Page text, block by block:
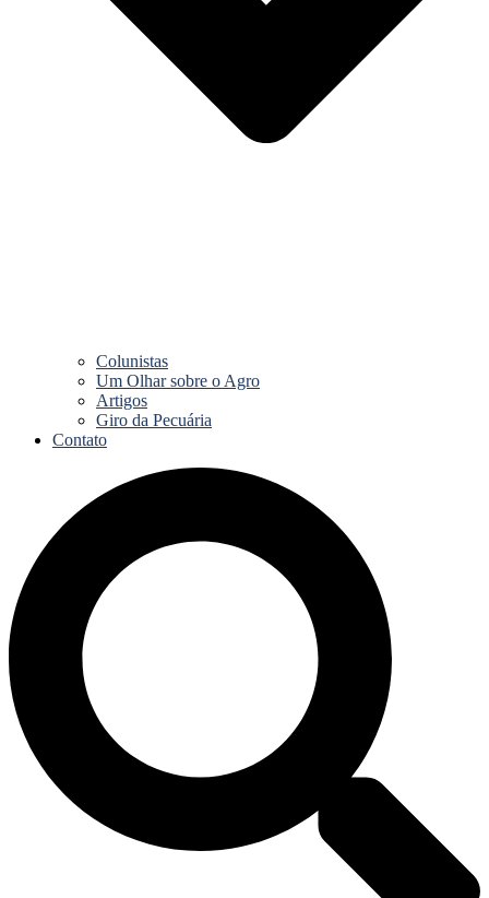
Colunistas
Um Olhar sobre o Agro
Artigos
Giro da Pecuária
Contato